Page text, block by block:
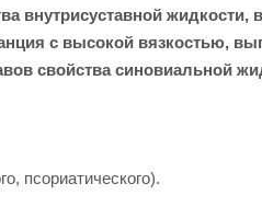
внутрисуставной жидкости,
с высокой вязкостью,
свойства синовиальной
псориатического).